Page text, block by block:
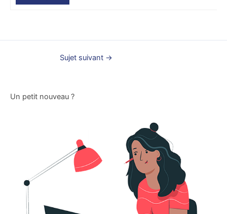
Sujet suivant →
Un petit nouveau ?